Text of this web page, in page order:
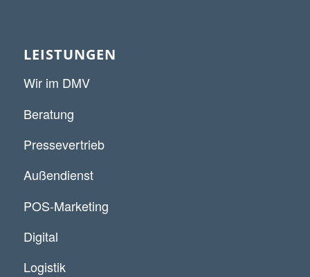
LEISTUNGEN
Wir im DMV
Beratung
Pressevertrieb
Außendienst
POS-Marketing
Digital
Logistik